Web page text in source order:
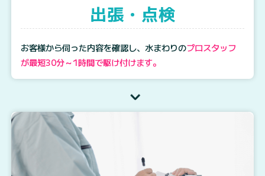
出張・点検
お客様から伺った内容を確認し、水まわりのプロスタッフ
が最短30分～1時間で駆け付けます。